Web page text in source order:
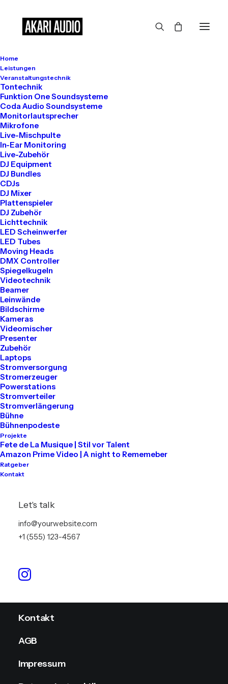
Home
Leistungen
Veranstaltungstechnik
Tontechnik
Funktion One Soundsysteme
Coda Audio Soundsysteme
Monitorlautsprecher
Mikrofone
Live-Mischpulte
In-Ear Monitoring
Live-Zubehör
DJ Equipment
DJ Bundles
CDJs
DJ Mixer
Plattenspieler
DJ Zubehör
Lichttechnik
LED Scheinwerfer
LED Tubes
Moving Heads
DMX Controller
Spiegelkugeln
Videotechnik
Beamer
Leinwände
Bildschirme
Kameras
Videomischer
Presenter
Zubehör
Laptops
Stromversorgung
Stromerzeuger
Powerstations
Stromverteiler
Stromverlängerung
Bühne
Bühnenpodeste
Projekte
Fete de La Musique | Stil vor Talent
Amazon Prime Video | A night to Rememeber
Ratgeber
Kontakt
Let's talk
info@yourwebsite.com
+1 (555) 123-4567
Großes kündigt sich an
Hier bahnt sich etwas Großes an! Unser Shop ist in Arbeit und
wird bald veröffentlicht!
Get in touch
Tel: 030 2000 5441
Mail: info@akari-audio.de
Unser Standort
Akari Events
Bessemerstraße 80
12013 Berlin
Mieten
Tontechnik
Videotechnik
Info
Kontakt
AGB
Impressum